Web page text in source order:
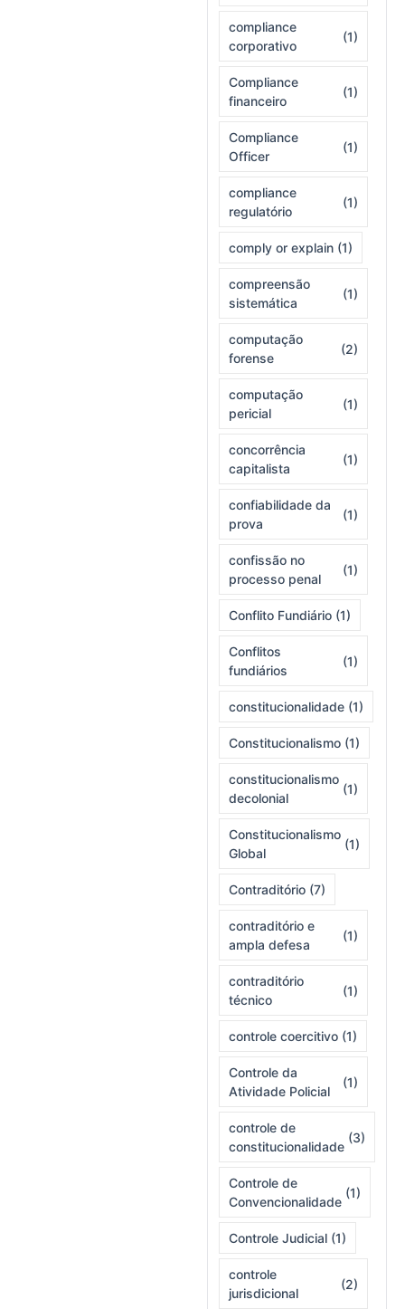
compliance
corporativo
(1)
Compliance
financeiro
(1)
Compliance
Officer
(1)
compliance
regulatório
(1)
comply or explain (1)
compreensão
sistemática
(1)
computação
forense
(2)
computação
pericial
(1)
concorrência
capitalista
(1)
confiabilidade da
prova
(1)
confissão no
processo penal
(1)
Conflito Fundiário (1)
Conflitos
fundiários
(1)
constitucionalidade (1)
Constitucionalismo (1)
constitucionalismo
decolonial
(1)
Constitucionalismo
Global
(1)
Contraditório (7)
contraditório e
ampla defesa
(1)
contraditório
técnico
(1)
controle coercitivo (1)
Controle da
Atividade Policial
(1)
controle de
constitucionalidade
(3)
Controle de
Convencionalidade
(1)
Controle Judicial (1)
controle
jurisdicional
(2)